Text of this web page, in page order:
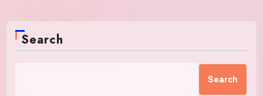
Search
Search